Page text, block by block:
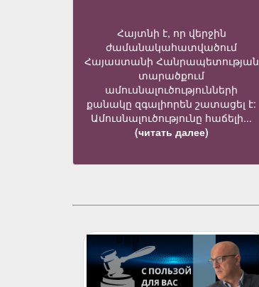
Հայտնի է, որ վերջին
ժամանակահատվածում
Հայաստանի Հանրապետության
տարածքում
ամուսնալուծությունների
քանակը զգալիորեն շատացել է:
Ամուսնալուծությունը հաճելի...
(читать далее)